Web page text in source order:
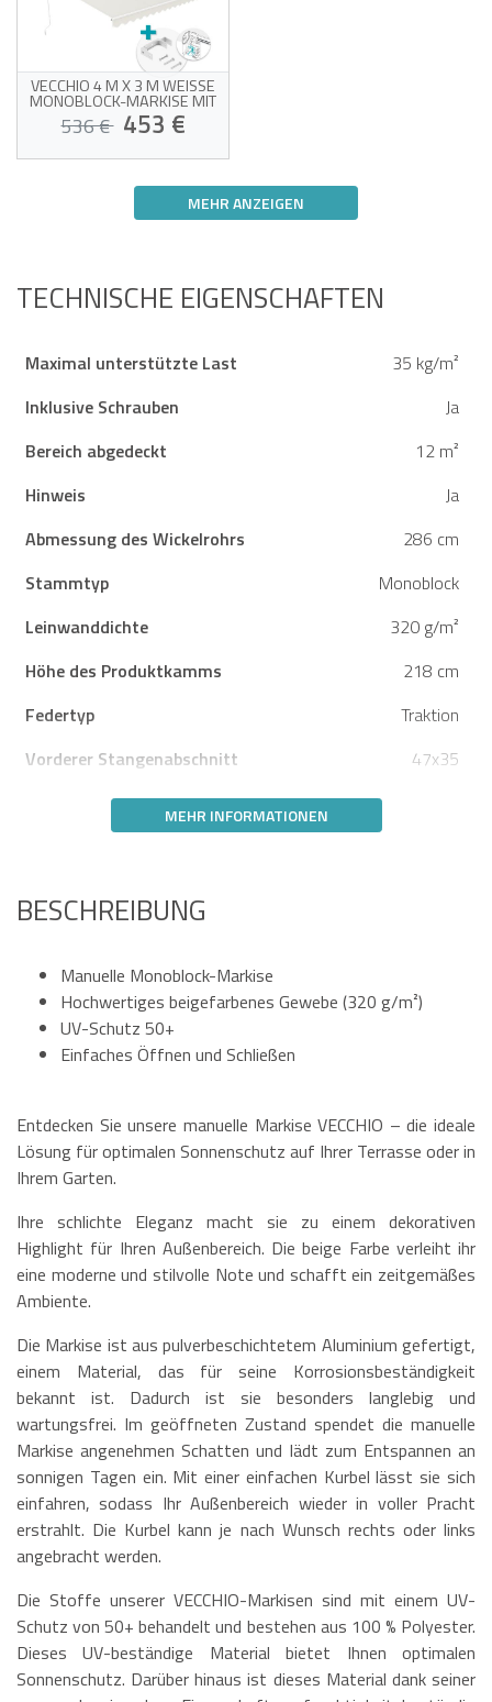
VECCHIO 4 M X 3 M WEISSE M
ONOBLOCK-MARKISE MIT B
EIGEFARBENEM STOFF UND D
ECKENBEFESTIGUNG
536 € 453 €
Deckenbefestigung
beigefarbenes Gewebe
Schließen
Voraussichtliche Lieferung
MEHR ANZEIGEN
TECHNISCHE EIGENSCHAFTEN
Maximal unterstützte Last
35 kg/m²
Inklusive Schrauben
Ja
Bereich abgedeckt
12 m²
Hinweis
Ja
Abmessung des Wickelrohrs
286 cm
Stammtyp
Monoblock
Leinwanddichte
320 g/m²
Höhe des Produktkamms
218 cm
Federtyp
Traktion
Vorderer Stangenabschnitt
47x35
MEHR INFORMATIONEN
BESCHREIBUNG
Manuelle Monoblock-Markise
Hochwertiges beigefarbenes Gewebe (320 g/m²)
UV-Schutz 50+
Einfaches Öffnen und Schließen
Entdecken Sie unsere manuelle Markise VECCHIO – die ideale
Lösung für optimalen Sonnenschutz auf Ihrer Terrasse oder in
Ihrem Garten.
Ihre schlichte Eleganz macht sie zu einem dekorativen
Highlight für Ihren Außenbereich. Die beige Farbe verleiht ihr
eine moderne und stilvolle Note und schafft ein zeitgemäßes
Ambiente.
Die Markise ist aus pulverbeschichtetem Aluminium gefertigt,
einem Material, das für seine Korrosionsbeständigkeit
bekannt ist. Dadurch ist sie besonders langlebig und
wartungsfrei. Im geöffneten Zustand spendet die manuelle
Markise angenehmen Schatten und lädt zum Entspannen an
sonnigen Tagen ein. Mit einer einfachen Kurbel lässt sie sich
einfahren, sodass Ihr Außenbereich wieder in voller Pracht
erstrahlt. Die Kurbel kann je nach Wunsch rechts oder links
angebracht werden.
Die Stoffe unserer VECCHIO-Markisen sind mit einem UV-
Schutz von 50+ behandelt und bestehen aus 100 % Polyester.
Dieses UV-beständige Material bietet Ihnen optimalen
Sonnenschutz. Darüber hinaus ist dieses Material dank seiner